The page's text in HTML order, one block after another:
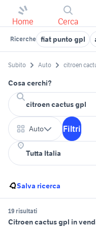
Home Cerca
Ricerche fiat punto gpl
Subito Auto citroen
Cosa cerchi?
Auto Filtri
Salva ricerca
19 risultati
Citroen cactus gpl in